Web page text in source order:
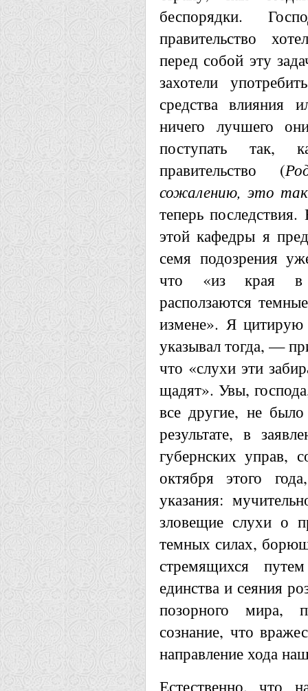
беспорядки.
правительство
перед собой эту
захотели
средства влияния
ничего лучшего
поступать так,
правительство (
сожалению, это
теперь
этой кафедры я
семя подозрения
что «из края в
расползаются
измене». Я
указывал тогда, —
что «слухи эти
щадят». Увы,
все другие, не
результате, в
губернских управ,
октября этого
указания:
зловещие слухи о
темных силах,
стремящихся
единства и сеяния
позорного мира,
сознание, что
направление хода
Естественно, что